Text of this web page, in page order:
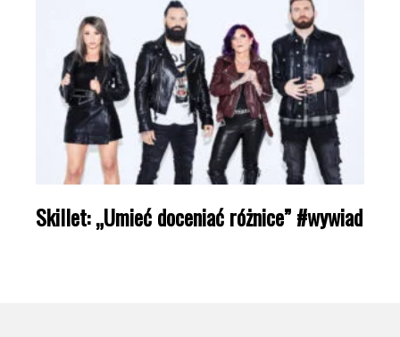
Skillet: „Umieć doceniać różnice” #wywiad